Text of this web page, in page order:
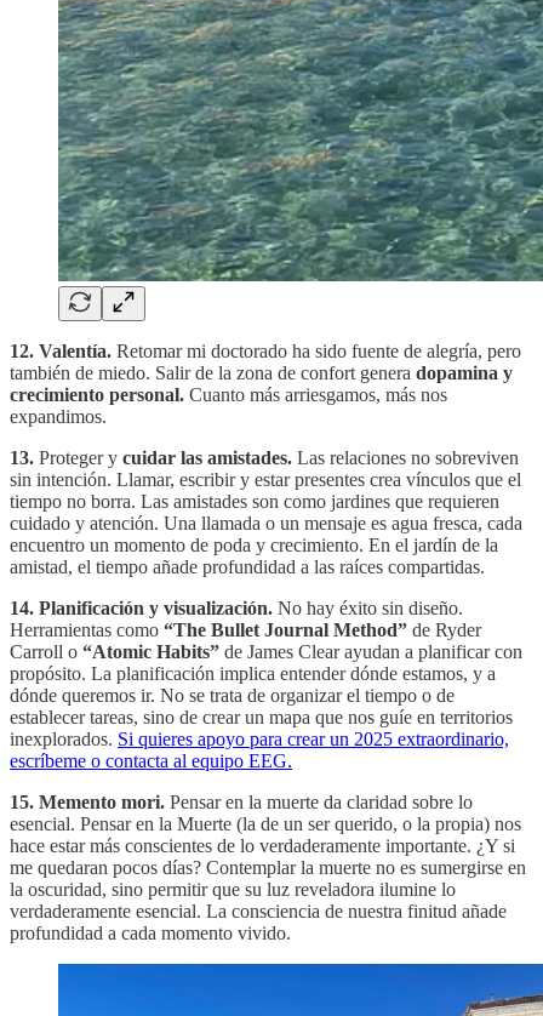
12. Valentía. Retomar mi doctorado ha sido fuente de alegría, pero
también de miedo. Salir de la zona de confort genera dopamina y
crecimiento personal. Cuanto más arriesgamos, más nos
expandimos.
13. Proteger y cuidar las amistades. Las relaciones no sobreviven
sin intención. Llamar, escribir y estar presentes crea vínculos que el
tiempo no borra. Las amistades son como jardines que requieren
cuidado y atención. Una llamada o un mensaje es agua fresca, cada
encuentro un momento de poda y crecimiento. En el jardín de la
amistad, el tiempo añade profundidad a las raíces compartidas.
14. Planificación y visualización. No hay éxito sin diseño.
Herramientas como “The Bullet Journal Method” de Ryder
Carroll o “Atomic Habits” de James Clear ayudan a planificar con
propósito. La planificación implica entender dónde estamos, y a
dónde queremos ir. No se trata de organizar el tiempo o de
establecer tareas, sino de crear un mapa que nos guíe en territorios
inexplorados. Si quieres apoyo para crear un 2025 extraordinario,
escríbeme o contacta al equipo EEG.
15. Memento mori. Pensar en la muerte da claridad sobre lo
esencial. Pensar en la Muerte (la de un ser querido, o la propia) nos
hace estar más conscientes de lo verdaderamente importante. ¿Y si
me quedaran pocos días? Contemplar la muerte no es sumergirse en
la oscuridad, sino permitir que su luz reveladora ilumine lo
verdaderamente esencial. La consciencia de nuestra finitud añade
profundidad a cada momento vivido.